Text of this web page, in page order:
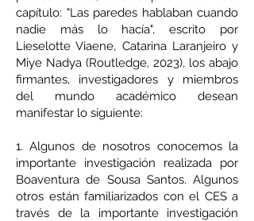
capítulo: "Las paredes hablaban cuando
nadie más lo hacía", escrito por
Lieselotte Viaene, Catarina Laranjeiro y
Miye Nadya (Routledge, 2023), los abajo
firmantes, investigadores y miembros
del mundo académico desean
manifestar lo siguiente:
1. Algunos de nosotros conocemos la
importante investigación realizada por
Boaventura de Sousa Santos. Algunos
otros están familiarizados con el CES a
través de la importante investigación